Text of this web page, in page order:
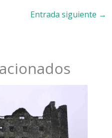
Entrada siguiente →